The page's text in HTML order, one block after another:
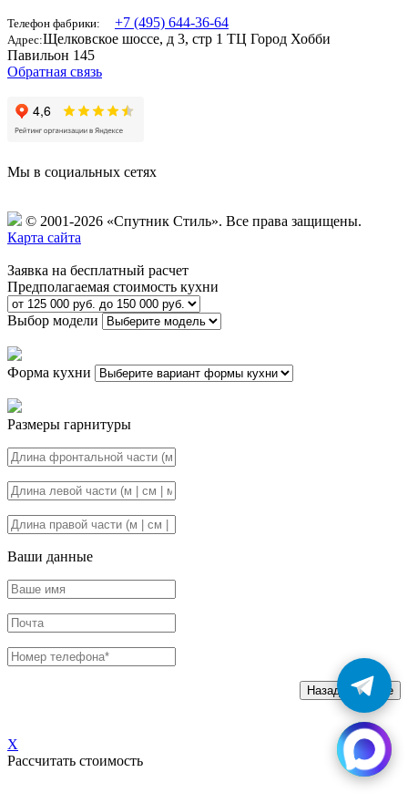
Телефон фабрики: +7 (495) 644-36-64
Адрес:Щелковское шоссе, д 3, стр 1 ТЦ Город Хобби
Павильон 145
Обратная связь
Мы в социальных сетях
© 2001-2026 «Спутник Стиль». Все права защищены.
Карта сайта
Заявка на бесплатный расчет
Предполагаемая стоимость кухни
Выбор модели
Форма кухни
Размеры гарнитуры
Ваши данные
Назад Далее
X
Рассчитать стоимость